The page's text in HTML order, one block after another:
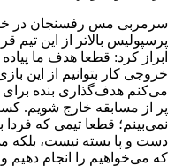
سرمربی مس رفسنجان در
پرسپولیس بالاتر از این تیم
ابراز کرد: قطعا هدف ما
خروجی کار بتوانیم از این
می‌کنم هدف‌گذاری بنده
پر از مسابقه خارج شویم.
نمی‌بینم؛ قطعا تیمی که فردا
دست و پا بسته نیست، بلکه
که می‌خواهیم را انجام دهیم و